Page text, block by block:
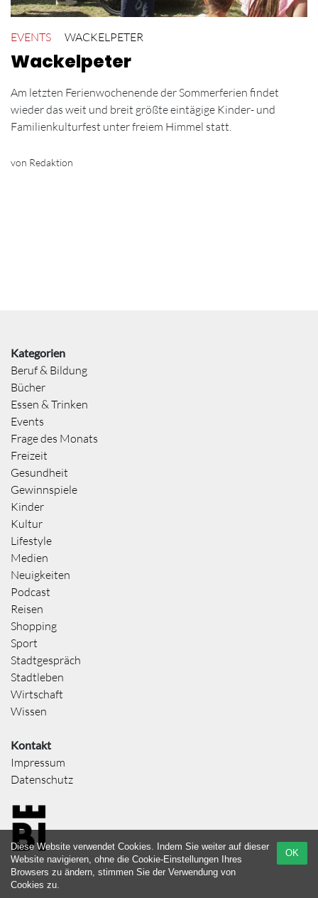
EVENTS WACKELPETER
Wackelpeter
Am letzten Ferienwochenende der Sommerferien findet
wieder das weit und breit größte eintägige Kinder- und
Familienkulturfest unter freiem Himmel statt.
von Redaktion
Kategorien
Beruf & Bildung
Bücher
Essen & Trinken
Events
Frage des Monats
Freizeit
Gesundheit
Gewinnspiele
Kinder
Kultur
Lifestyle
Medien
Neuigkeiten
Podcast
Reisen
Shopping
Sport
Stadtgespräch
Stadtleben
Wirtschaft
Wissen
Kontakt
Impressum
Datenschutz
OK
Diese Website verwendet Cookies. Indem Sie weiter auf dieser
Website navigieren, ohne die Cookie-Einstellungen Ihres
Browsers zu ändern, stimmen Sie der Verwendung von
Cookies zu.